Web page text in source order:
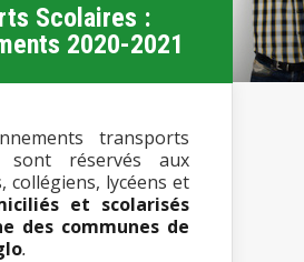
Scolaires :
2020-2021
transports
sont réservés aux
collégiens, lycéens et
et scolarisés
des communes de
.